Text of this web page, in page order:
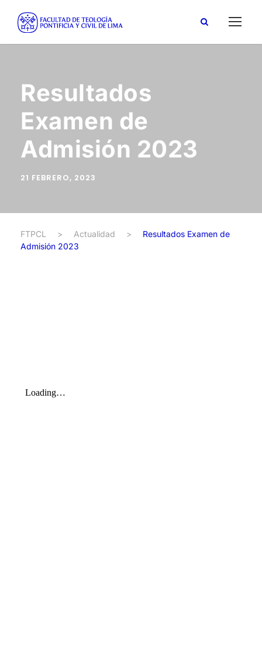
Resultados
Examen de
Admisión 2023
21 FEBRERO, 2023
FTPCL > Actualidad >
Resultados Examen de
Admisión 2023